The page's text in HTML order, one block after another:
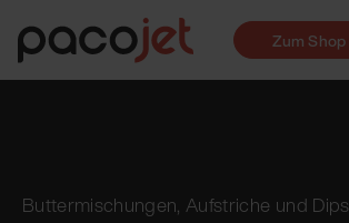
Zum Shop
Buttermischungen, Aufstriche und Dips